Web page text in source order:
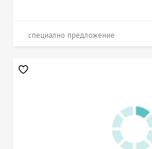
специално предложение